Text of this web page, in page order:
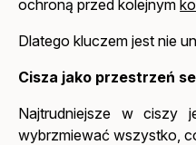
ochroną przed kolejnym
Dlatego kluczem jest nie
Cisza jako przestrzeń
Najtrudniejsze w
wybrzmiewać wszystko,